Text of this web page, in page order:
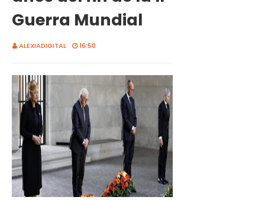
Guerra Mundial
ALEXIADIGITAL 16:50